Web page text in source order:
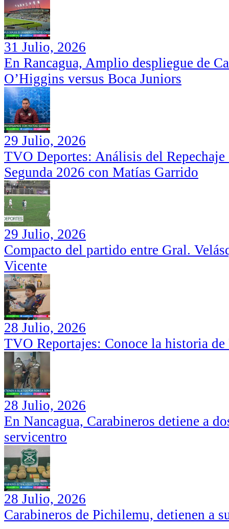
31 Julio, 2026
En Rancagua, Amplio despliegue de
O’Higgins versus Boca Juniors
29 Julio, 2026
TVO Deportes: Análisis del
Segunda 2026 con Matías Garrido
29 Julio, 2026
Compacto del partido entre Gral.
Vicente
28 Julio, 2026
TVO Reportajes: Conoce la historia
28 Julio, 2026
En Nancagua, Carabineros detiene a
servicentro
28 Julio, 2026
Carabineros de Pichilemu, detienen a